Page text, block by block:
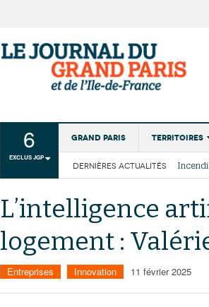
6
EXCLUS JGP
Grand Paris Territoires
Institutions
Services
DERNIÈRES ACTUALITÉS
La
L’intelligence
logement :
Entreprises Innovation 11 février 2025